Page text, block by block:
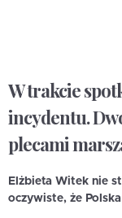
W trakcie
incydentu.
plecami
Elżbieta Witek nie
oczywiste, że